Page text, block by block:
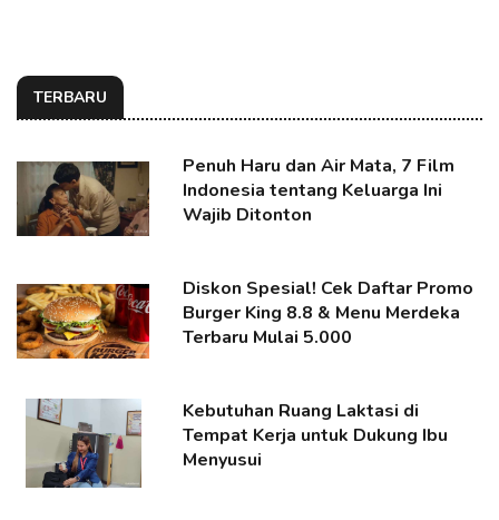
TERBARU
Penuh Haru dan Air Mata, 7 Film
Indonesia tentang Keluarga Ini
Wajib Ditonton
Diskon Spesial! Cek Daftar Promo
Burger King 8.8 & Menu Merdeka
Terbaru Mulai 5.000
Kebutuhan Ruang Laktasi di
Tempat Kerja untuk Dukung Ibu
Menyusui